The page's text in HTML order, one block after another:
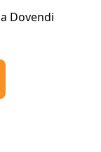
Dovendi